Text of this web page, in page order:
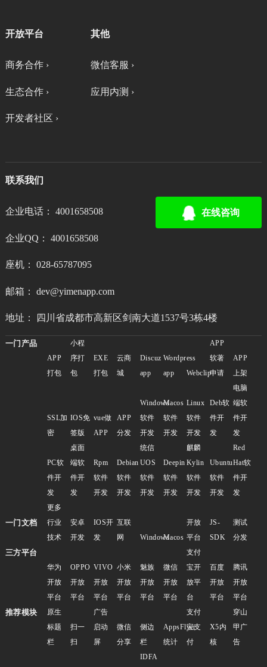
开放平台
商务合作 ›
生态合作 ›
开发者社区 ›
其他
微信客服 ›
应用内测 ›
联系我们
企业电话： 4001658508
企业QQ： 4001658508
座机： 028-65787095
邮箱： dev@yimenapp.com
地址： 四川省成都市高新区剑南大道1537号3栋4楼
在线咨询
一门产品
APP
打包
小程
序打
包
EXE
打包
云商
城
Discuz
app
Wordpress
app
Webclip
APP
软著
申请
APP
上架
SSL加
密
IOS免
签版
vue做
APP
APP
分发
Windows
软件
开发
Macos
软件
开发
Linux
软件
开发
Deb软
件开
发
电脑
端软
件开
发
PC软
件开
发
桌面
端软
件开
发
Rpm
软件
开发
Debian
软件
开发
统信
UOS
软件
开发
Deepin
软件
开发
麒麟
Kylin
软件
开发
Ubuntu
软件
开发
Red
Hat软
件开
发
更多
一门文档
行业
技术
安卓
开发
IOS开
发
互联
网
WindowsMacos
开放
平台
JS-
SDK
测试
分发
三方平台
华为
开放
平台
OPPO
开放
平台
VIVO
开放
平台
小米
开放
平台
魅族
开放
平台
微信
开放
平台
支付
宝开
放平
台
百度
开放
平台
腾讯
开放
平台
推荐模块
原生
标题
栏
扫一
扫
广告
启动
屏
微信
分享
侧边
栏
AppsFlyer
统计
支付
宝支
付
X5内
核
穿山
甲广
告
IDFA